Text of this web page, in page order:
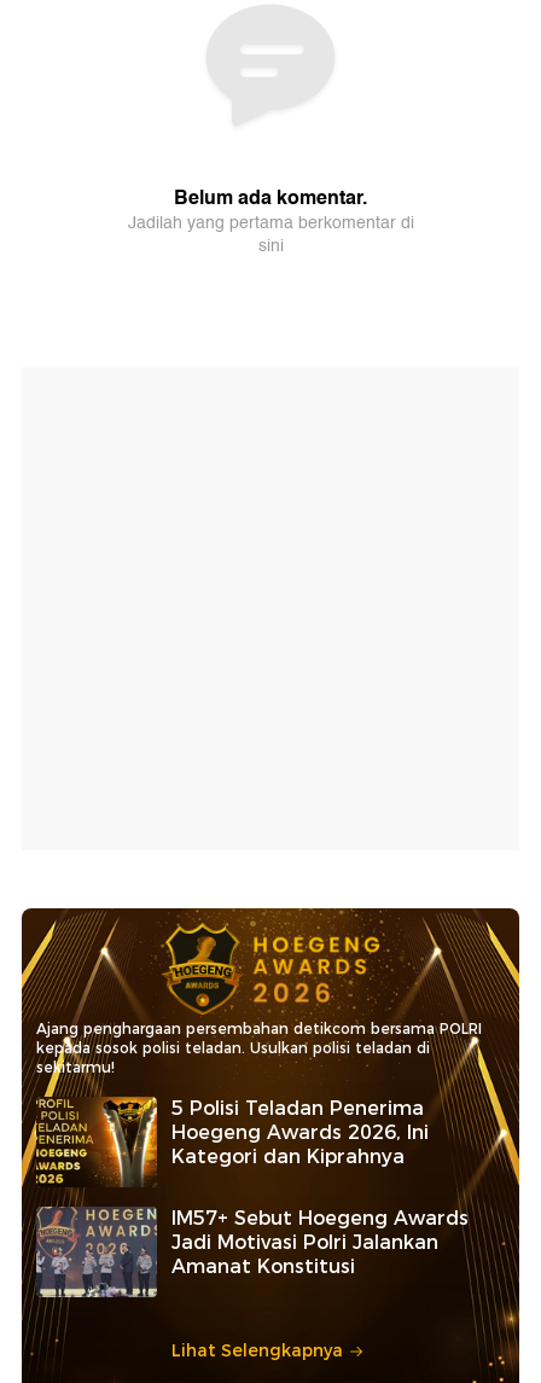
Ajang penghargaan persembahan detikcom bersama POLRI
kepada sosok polisi teladan. Usulkan polisi teladan di
sekitarmu!
5 Polisi Teladan Penerima
Hoegeng Awards 2026, Ini
Kategori dan Kiprahnya
IM57+ Sebut Hoegeng Awards
Jadi Motivasi Polri Jalankan
Amanat Konstitusi
Lihat Selengkapnya